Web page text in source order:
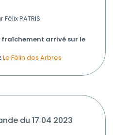
PATRIS
fraîchement arrivé sur le
Le Félin des Arbres
du 17 04 2023